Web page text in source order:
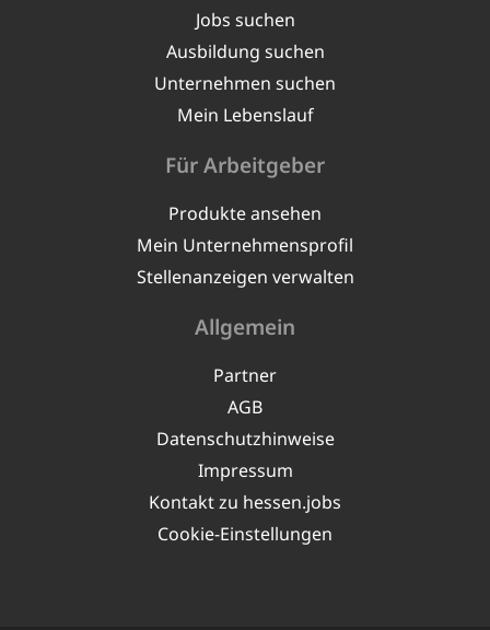
Jobs suchen
Ausbildung suchen
Unternehmen suchen
Mein Lebenslauf
Für Arbeitgeber
Produkte ansehen
Mein Unternehmensprofil
Stellenanzeigen verwalten
Allgemein
Partner
AGB
Datenschutzhinweise
Impressum
Kontakt zu hessen.jobs
Cookie-Einstellungen